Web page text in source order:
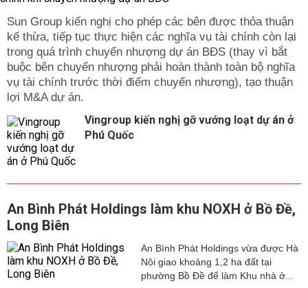
Sun Group kiến nghị cho phép các bên được thỏa thuận
kế thừa, tiếp tục thực hiện các nghĩa vụ tài chính còn lại
trong quá trình chuyển nhượng dự án BĐS (thay vì bắt
buộc bên chuyển nhượng phải hoàn thành toàn bộ nghĩa
vụ tài chính trước thời điểm chuyển nhượng), tạo thuận
lợi M&A dự án.
Vingroup kiến nghị gỡ vướng loạt dự án ở
Phú Quốc
An Bình Phát Holdings làm khu NOXH ở Bồ Đề,
Long Biên
An Bình Phát Holdings vừa được Hà
Nội giao khoảng 1,2 ha đất tại
phường Bồ Đề để làm Khu nhà ở...